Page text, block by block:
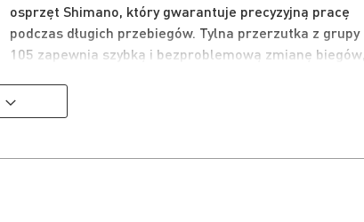
osprzęt Shimano, który gwarantuje precyzyjną pracę
podczas długich przebiegów. Tylna przerzutka z grupy
105 zapewnia szybką i bezproblemową zmianę
oferuje szybką jazdę po płaskich odcinkach trasy oraz
komfortową wspinaczkę na trudnych podjazdach.